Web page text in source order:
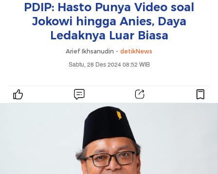
PDIP: Hasto Punya Video soal
Jokowi hingga Anies, Daya
Ledaknya Luar Biasa
Arief Ikhsanudin - detikNews
Sabtu, 28 Des 2024 08:52 WIB